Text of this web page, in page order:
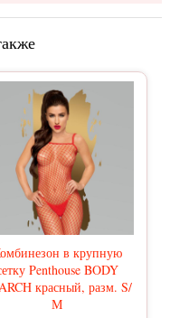
в крупную
Penthouse BODY
красный, разм. S/
М